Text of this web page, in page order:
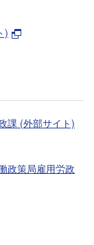
)
課 (外部サイト)
政策局雇用労政